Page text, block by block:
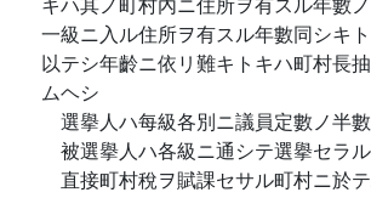
一級ニ入ル住所ヲ有スル年數同シキ
以テシ年齡ニ依リ難キトキハ町村長
ムヘシ
選擧人ハ每級各別ニ議員定數ノ半
被選擧人ハ各級ニ通シテ選擧セラ
直接町村稅ヲ賦課セサル町村ニ於